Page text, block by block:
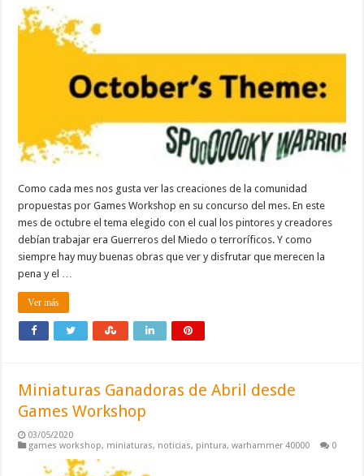
Como cada mes nos gusta ver las creaciones de la comunidad
propuestas por Games Workshop en su concurso del mes. En este
mes de octubre el tema elegido con el cual los pintores y creadores
debían trabajar era Guerreros del Miedo o terroríficos. Y como
siempre hay muy buenas obras que ver y disfrutar que merecen la
pena y el …
Ver más
Miniaturas Ganadoras de Abril desde
Games Workshop
03/05/2020
games workshop, miniaturas, noticias, pintura,warhammer 40000 0